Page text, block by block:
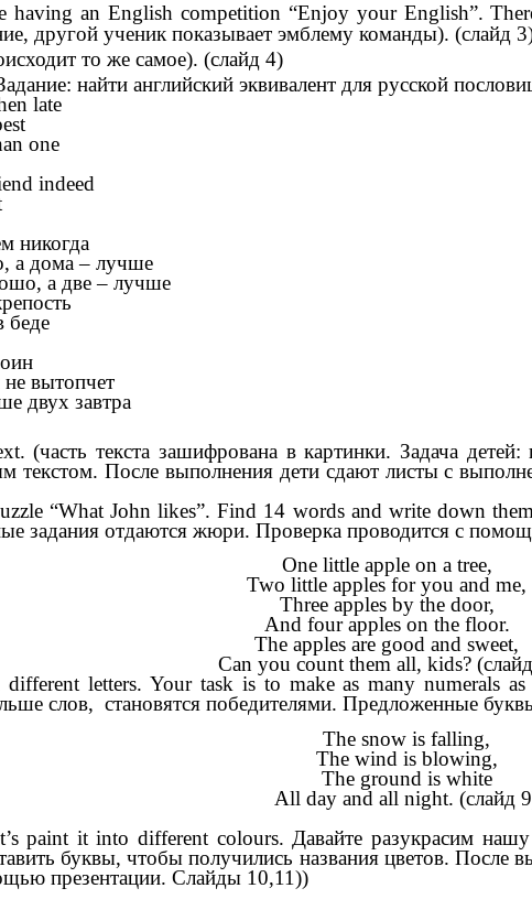
having an English competition “Enjoy your English”.
другой ученик показывает эмблему команды). (слайд
то же самое). (слайд 4)
найти английский эквивалент для русской
late
one
indeed
никогда
– лучше
– лучше
завтра
текста зашифрована в картинки. Задача
текстом. После выполнения дети сдают листы с
“What John likes”. Find 14 words and write down
задания отдаются жюри. Проверка проводится с
One little apple on a tree,
Two little apples for you and me,
Three apples by the door,
And four apples on the floor.
The apples are good and sweet,
Can you count them all, kids?
letters. Your task is to make as many numerals
слов, становятся победителями. Предложенные
The snow is falling,
The wind is blowing,
The ground is white
All day and all night. (слайд
paint it into different colours. Давайте разукрасим
буквы, чтобы получились названия цветов.
презентации. Слайды 10,11))